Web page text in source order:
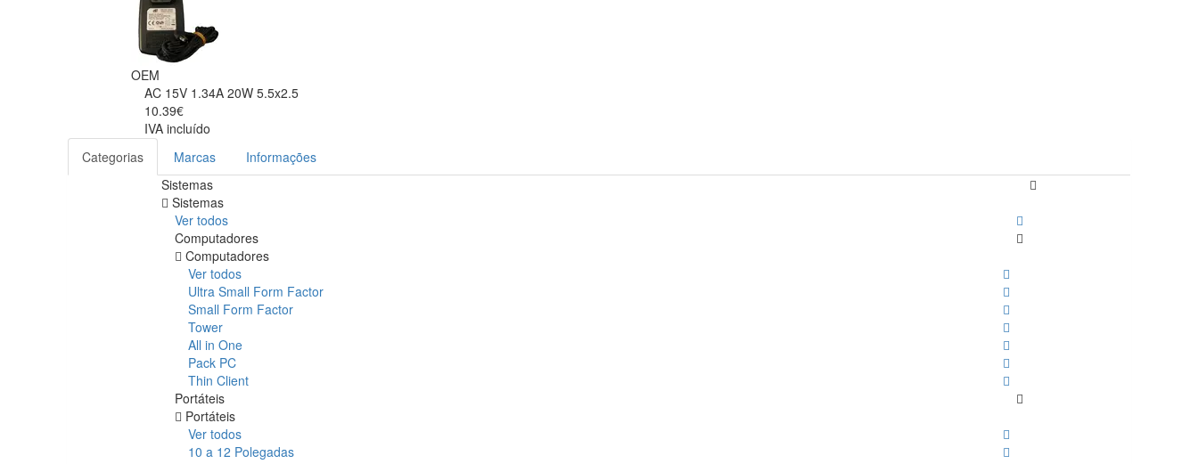
OEM
AC 15V 1.34A 20W 5.5x2.5
10.39€
IVA incluído
Categorias
Marcas
Informações
Sistemas
Sistemas
Ver todos
Computadores
Computadores
Ver todos
Ultra Small Form Factor
Small Form Factor
Tower
All in One
Pack PC
Thin Client
Portáteis
Portáteis
Ver todos
10 a 12 Polegadas